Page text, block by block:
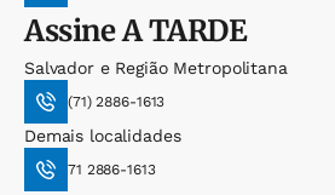
AssineA TARDE
Salvador e Região Metropolitana
(71) 2886-1613
Demais localidades
71 2886-1613